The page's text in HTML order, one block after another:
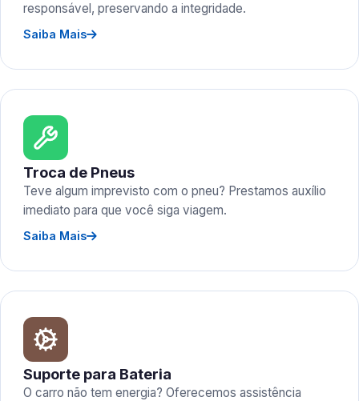
responsável, preservando a integridade.
Saiba Mais
Troca de Pneus
Teve algum imprevisto com o pneu? Prestamos auxílio
imediato para que você siga viagem.
Saiba Mais
Suporte para Bateria
O carro não tem energia? Oferecemos assistência